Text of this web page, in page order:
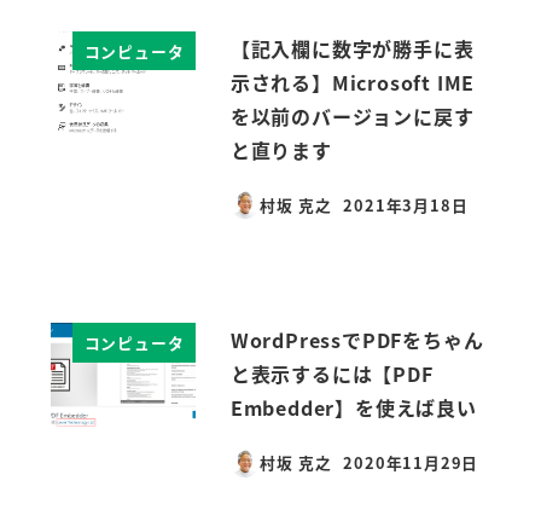
コンピュータ
【記入欄に数字が勝手に表
示される】Microsoft IME
を以前のバージョンに戻す
と直ります
村坂 克之
投稿日
2021年3月18日
コンピュータ
WordPressでPDFをちゃん
と表示するには【PDF
Embedder】を使えば良い
村坂 克之
投稿日
2020年11月29日